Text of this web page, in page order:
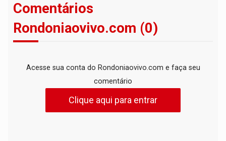
Comentários
Rondoniaovivo.com (0)
Acesse sua conta do Rondoniaovivo.com e faça seu
comentário
Clique aqui para entrar